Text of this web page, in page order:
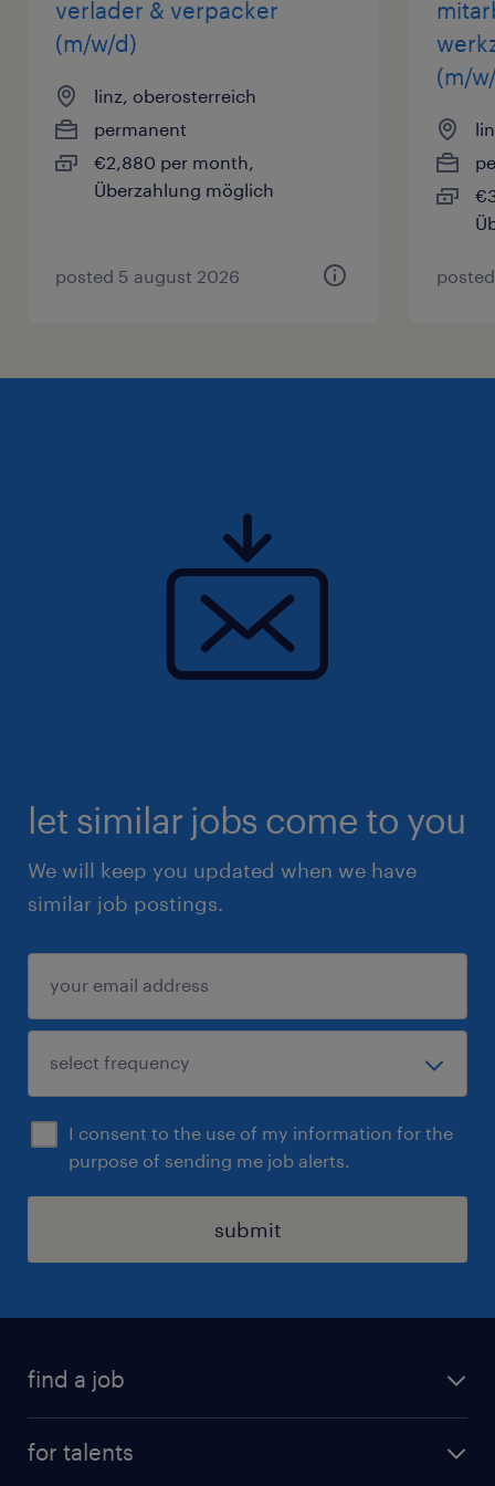
verlader & verpacker
(m/w/d)
linz, oberosterreich
permanent
€2,880 per month,
Überzahlung möglich
posted 5 august 2026
(m/
let similar jobs come to you
We will keep you updated when we have
similar job postings.
I consent to the use of my information for the
purpose of sending me job alerts.
submit
find a job
for talents